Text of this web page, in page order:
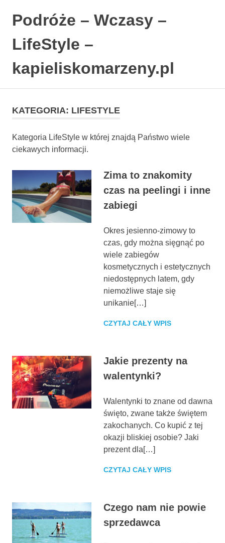
Podróże – Wczasy –
LifeStyle –
kapieliskomarzeny.pl
KATEGORIA: LIFESTYLE
Kategoria LifeStyle w której znajdą Państwo wiele
ciekawych informacji.
Zima to znakomity
czas na peelingi i inne
zabiegi
Okres jesienno-zimowy to
czas, gdy można sięgnąć po
wiele zabiegów
kosmetycznych i estetycznych
niedostępnych latem, gdy
niemożliwe staje się
unikanie[…]
CZYTAJ CAŁY WPIS
Jakie prezenty na
walentynki?
Walentynki to znane od dawna
święto, zwane także świętem
zakochanych. Co kupić z tej
okazji bliskiej osobie? Jaki
prezent dla[…]
CZYTAJ CAŁY WPIS
Czego nam nie powie
sprzedawca